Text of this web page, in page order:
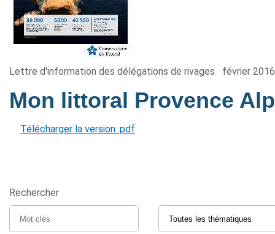
Lettre d'information des délégations de rivages février 2016
Mon littoral Provence
Télécharger la version .pdf
Rechercher